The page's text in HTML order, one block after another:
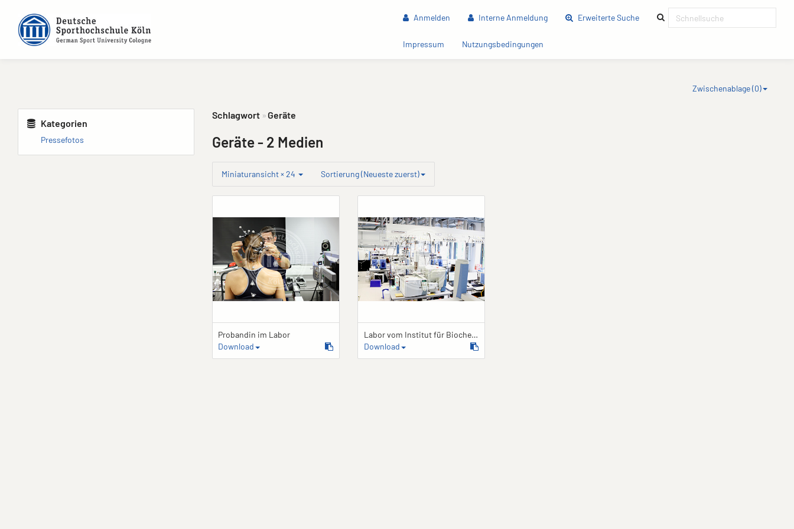
Anmelden Interne Anmeldung Erweiterte Suche(current)
Impressum (current)Nutzungsbedingungen
Zwischenablage (0)
Kategorien
Pressefotos
Schlagwort Geräte
Geräte- 2 Medien
Miniaturansicht × 24 Sortierung (Neueste zuerst)
Probandin im Labor
Download
Labor vom Institut für Biochemie
Download